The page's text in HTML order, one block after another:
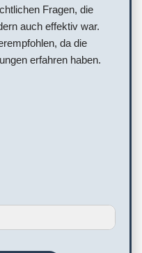
Fragen, die
auch effektiv war.
da die
erfahren haben.